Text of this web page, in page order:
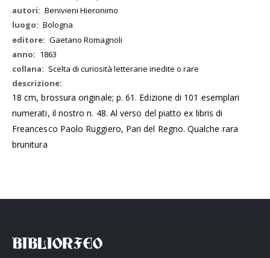
Benivieni Hieronimo
Bologna
Gaetano Romagnoli
1863
Scelta di curiosità letterarie inedite o rare
18 cm, brossura originale; p. 61. Edizione di 101 esemplari
numerati, il nostro n. 48. Al verso del piatto ex libris di
Freancesco Paolo Ruggiero, Pari del Regno. Qualche rara
brunitura